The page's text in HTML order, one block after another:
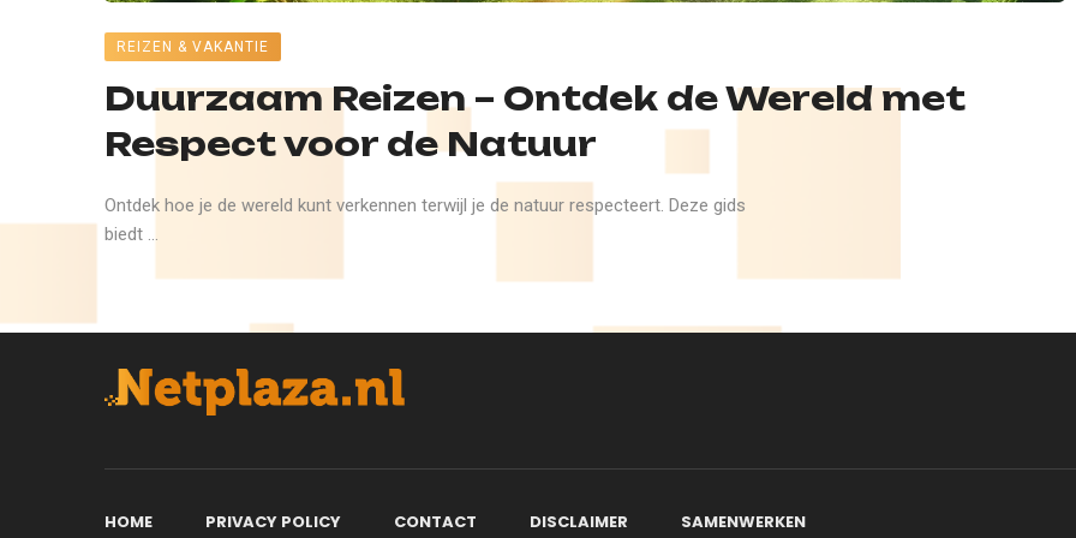
REIZEN & VAKANTIE
Duurzaam Reizen – Ontdek de Wereld met
Respect voor de Natuur
Ontdek hoe je de wereld kunt verkennen terwijl je de natuur respecteert. Deze gids
biedt ...
HOME PRIVACY POLICY CONTACT DISCLAIMER SAMENWERKEN